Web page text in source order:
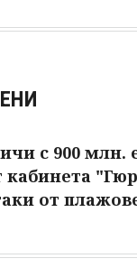
с 900 млн.
кабинета
от